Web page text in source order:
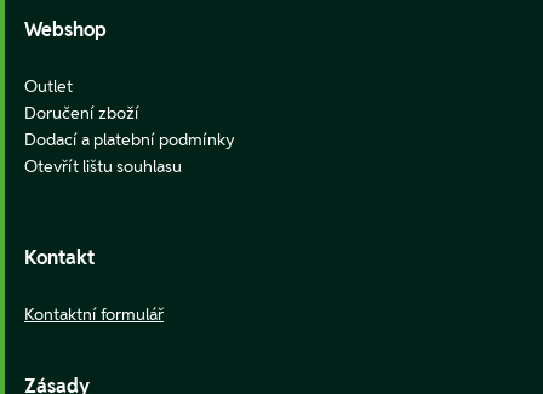
Webshop
Outlet
Doručení zboží
Dodací a platební podmínky
Otevřít lištu souhlasu
Kontakt
Kontaktní formulář
Zásady